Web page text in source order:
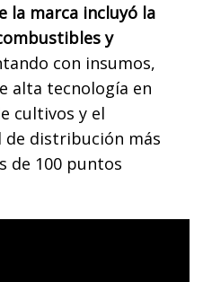
la marca incluyó la
y
con insumos,
alta tecnología en
cultivos y el
de distribución más
de 100 puntos